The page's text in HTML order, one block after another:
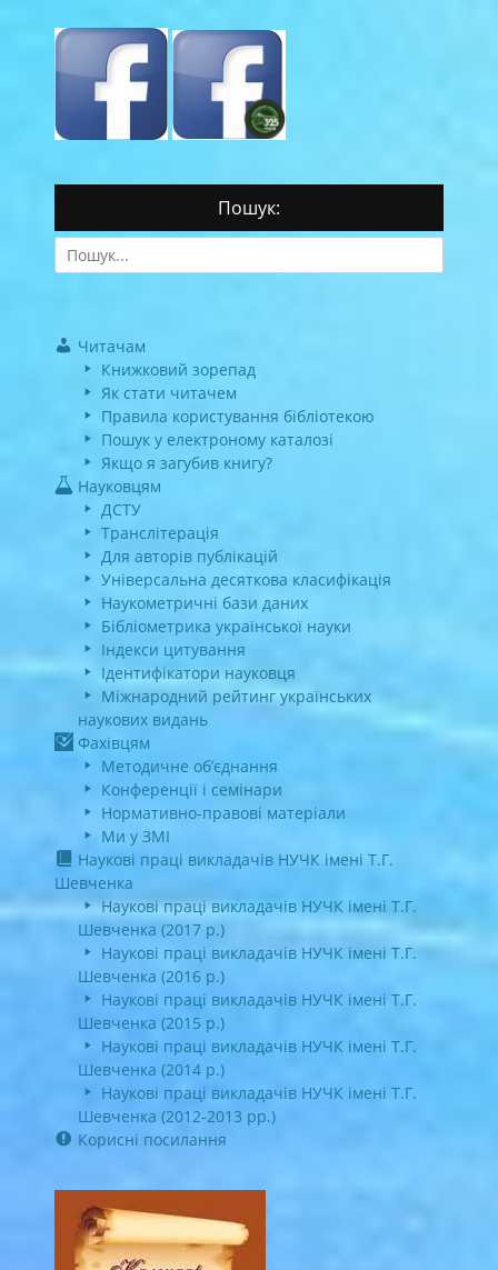
Пошук:
Search
for:
Читачам
Книжковий зорепад
Як стати читачем
Правила користування бібліотекою
Пошук у електроному каталозі
Якщо я загубив книгу?
Науковцям
ДСТУ
Транслітерація
Для авторів публікацій
Універсальна десяткова класифікація
Наукометричні бази даних
Бібліометрика української науки
Індекси цитування
Ідентифікатори науковця
Міжнародний рейтинг українських
наукових видань
Фахівцям
Методичне об’єднання
Конференції і семінари
Нормативно-правові матеріали
Ми у ЗМІ
Наукові праці викладачів НУЧК імені Т.Г.
Шевченка
Наукові праці викладачів НУЧК імені Т.Г.
Шевченка (2017 р.)
Наукові праці викладачів НУЧК імені Т.Г.
Шевченка (2016 р.)
Наукові праці викладачів НУЧК імені Т.Г.
Шевченка (2015 р.)
Наукові праці викладачів НУЧК імені Т.Г.
Шевченка (2014 р.)
Наукові праці викладачів НУЧК імені Т.Г.
Шевченка (2012-2013 рр.)
Корисні посилання